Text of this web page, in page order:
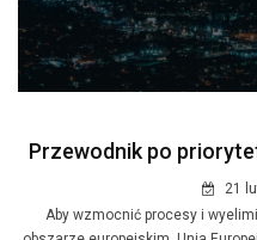
Przewodnik po
21
Aby wzmocnić procesy i